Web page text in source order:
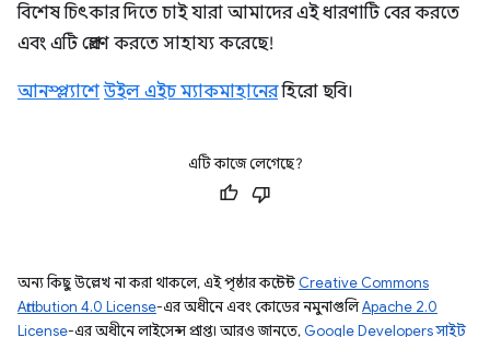
বিশেষ চিৎকার দিতে চাই যারা আমাদের এই ধারণাটি বের করতে
এবং এটি প্রেরণ করতে সাহায্য করেছে!
আনস্প্ল্যাশে উইল এইচ ম্যাকমাহানেরহিরো ছবি।
এটি কাজে লেগেছে?
অন্য কিছু উল্লেখ না করা থাকলে, এই পৃষ্ঠার কন্টেন্ট Creative Commons
Attribution 4.0 License-এর অধীনে এবং কোডের নমুনাগুলিApache 2.0
License-এর অধীনে লাইসেন্স প্রাপ্ত। আরও জানতে, Google Developers সাইট